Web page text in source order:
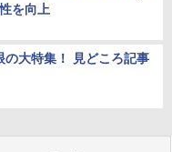
を向上
の大特集！ 見どころ記事